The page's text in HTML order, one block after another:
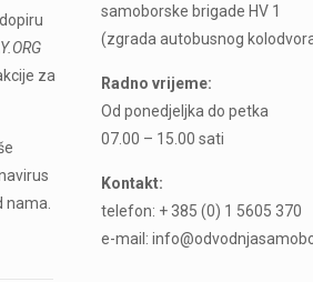
za
nama.
samoborske brigade HV 1
(zgrada autobusnog
Radno vrijeme:
Od ponedjeljka do petka
07.00 – 15.00 sati
Kontakt:
telefon: + 385 (0) 1 5605 370
e-mail: